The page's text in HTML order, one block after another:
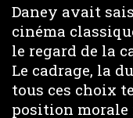
Daney avait
cinéma
le regard de la
Le cadrage, la
tous ces choix
position morale